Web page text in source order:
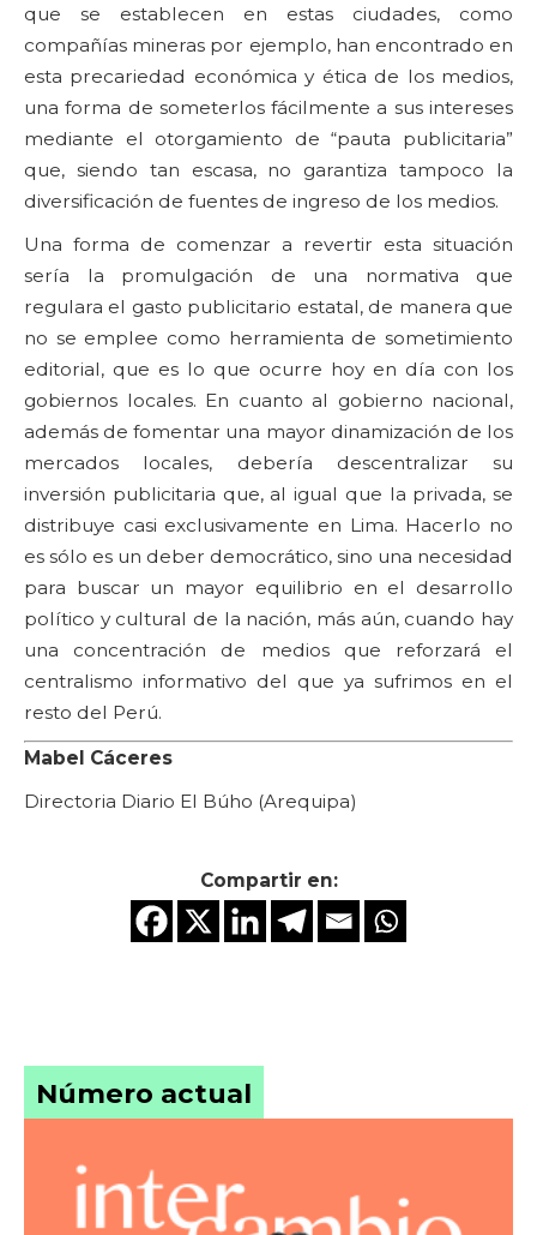
que se establecen en estas ciudades, como
compañías mineras por ejemplo, han encontrado en
esta precariedad económica y ética de los medios,
una forma de someterlos fácilmente a sus intereses
mediante el otorgamiento de “pauta publicitaria”
que, siendo tan escasa, no garantiza tampoco la
diversificación de fuentes de ingreso de los medios.
Una forma de comenzar a revertir esta situación
sería la promulgación de una normativa que
regulara el gasto publicitario estatal, de manera que
no se emplee como herramienta de sometimiento
editorial, que es lo que ocurre hoy en día con los
gobiernos locales. En cuanto al gobierno nacional,
además de fomentar una mayor dinamización de los
mercados locales, debería descentralizar su
inversión publicitaria que, al igual que la privada, se
distribuye casi exclusivamente en Lima. Hacerlo no
es sólo es un deber democrático, sino una necesidad
para buscar un mayor equilibrio en el desarrollo
político y cultural de la nación, más aún, cuando hay
una concentración de medios que reforzará el
centralismo informativo del que ya sufrimos en el
resto del Perú.
Mabel Cáceres
Directoria Diario El Búho (Arequipa)
Compartir en:
Número actual